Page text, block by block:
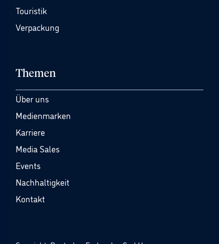
Touristik
Verpackung
Themen
Über uns
Medienmarken
Karriere
Media Sales
Events
Nachhaltigkeit
Kontakt